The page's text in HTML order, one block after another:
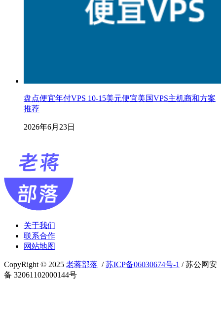
盘点便宜年付VPS 10-15美元便宜美国VPS主机商和方案
推荐
2026年6月23日
关于我们
联系合作
网站地图
CopyRight © 2025 老蒋部落 /苏ICP备06030674号-1 / 苏公网安
备 32061102000144号